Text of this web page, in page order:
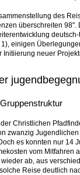
des
überschreiten
einigen
Initiierung neuer
Christlichen
zwanzig
es konnten nur 14
vom Mitfahren
ab, aus
Reise deutlich